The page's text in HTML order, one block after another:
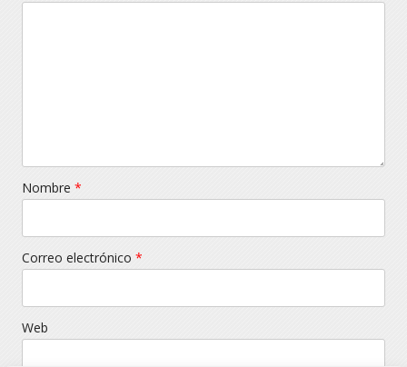
Nombre *
Correo electrónico *
Web